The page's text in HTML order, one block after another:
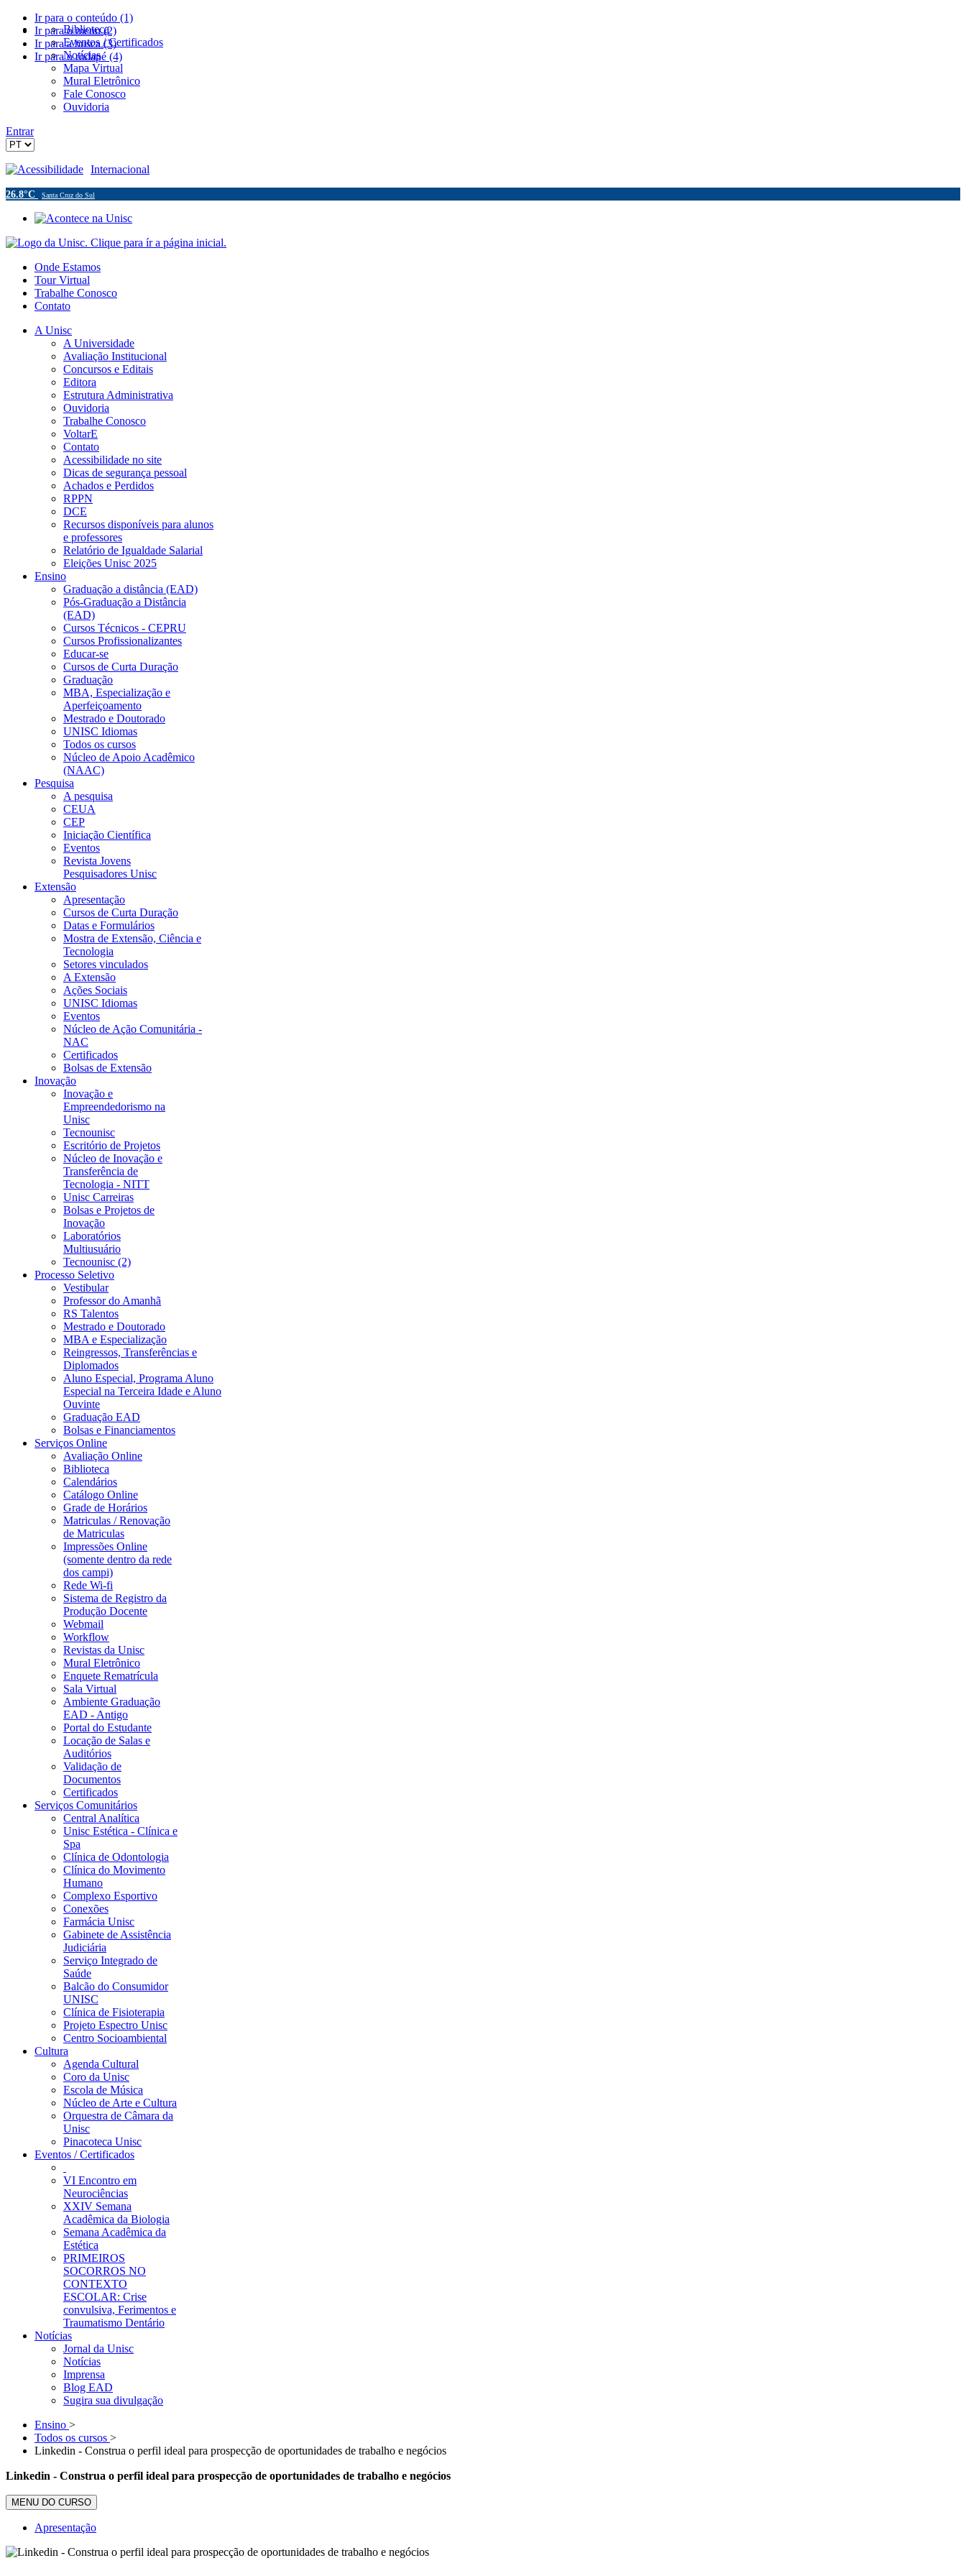
Ir para o conteúdo (1)
Ir para o menu (2)
Ir para a busca (3)
Ir para o rodapé (4)
Biblioteca
Eventos / Certificados
Notícias
Mapa Virtual
Mural Eletrônico
Fale Conosco
Ouvidoria
Entrar
Acessibilidade Internacional
26.8°C Santa Cruz do Sul
Onde Estamos
Tour Virtual
Trabalhe Conosco
Contato
A Unisc
A Universidade
Avaliação Institucional
Concursos e Editais
Editora
Estrutura Administrativa
Ouvidoria
Trabalhe Conosco
VoltarE
Contato
Acessibilidade no site
Dicas de segurança pessoal
Achados e Perdidos
RPPN
DCE
Recursos disponíveis para alunos
e professores
Relatório de Igualdade Salarial
Eleições Unisc 2025
Ensino
Graduação a distância (EAD)
Pós-Graduação a Distância
(EAD)
Cursos Técnicos - CEPRU
Cursos Profissionalizantes
Educar-se
Cursos de Curta Duração
Graduação
MBA, Especialização e
Aperfeiçoamento
Mestrado e Doutorado
UNISC Idiomas
Todos os cursos
Núcleo de Apoio Acadêmico
(NAAC)
Pesquisa
A pesquisa
CEUA
CEP
Iniciação Científica
Eventos
Revista Jovens
Pesquisadores Unisc
Extensão
Apresentação
Cursos de Curta Duração
Datas e Formulários
Mostra de Extensão, Ciência e
Tecnologia
Setores vinculados
A Extensão
Ações Sociais
UNISC Idiomas
Eventos
Núcleo de Ação Comunitária -
NAC
Certificados
Bolsas de Extensão
Inovação
Inovação e
Empreendedorismo na
Unisc
Tecnounisc
Escritório de Projetos
Núcleo de Inovação e
Transferência de
Tecnologia - NITT
Unisc Carreiras
Bolsas e Projetos de
Inovação
Laboratórios
Multiusuário
Tecnounisc (2)
Processo Seletivo
Vestibular
Professor do Amanhã
RS Talentos
Mestrado e Doutorado
MBA e Especialização
Reingressos, Transferências e
Diplomados
Aluno Especial, Programa Aluno
Especial na Terceira Idade e Aluno
Ouvinte
Graduação EAD
Bolsas e Financiamentos
Serviços Online
Avaliação Online
Biblioteca
Calendários
Catálogo Online
Grade de Horários
Matriculas / Renovação
de Matriculas
Impressões Online
(somente dentro da rede
dos campi)
Rede Wi-fi
Sistema de Registro da
Produção Docente
Webmail
Workflow
Revistas da Unisc
Mural Eletrônico
Enquete Rematrícula
Sala Virtual
Ambiente Graduação
EAD - Antigo
Portal do Estudante
Locação de Salas e
Auditórios
Validação de
Documentos
Certificados
Serviços Comunitários
Central Analítica
Unisc Estética - Clínica e
Spa
Clínica de Odontologia
Clínica do Movimento
Humano
Complexo Esportivo
Conexões
Farmácia Unisc
Gabinete de Assistência
Judiciária
Serviço Integrado de
Saúde
Balcão do Consumidor
UNISC
Clínica de Fisioterapia
Projeto Espectro Unisc
Centro Socioambiental
Cultura
Agenda Cultural
Coro da Unisc
Escola de Música
Núcleo de Arte e Cultura
Orquestra de Câmara da
Unisc
Pinacoteca Unisc
Eventos / Certificados
VI Encontro em
Neurociências
XXIV Semana
Acadêmica da Biologia
Semana Acadêmica da
Estética
PRIMEIROS
SOCORROS NO
CONTEXTO
ESCOLAR: Crise
convulsiva, Ferimentos e
Traumatismo Dentário
Notícias
Jornal da Unisc
Notícias
Imprensa
Blog EAD
Sugira sua divulgação
Ensino >
Todos os cursos >
Linkedin - Construa o perfil ideal para prospecção de oportunidades de trabalho e negócios
Linkedin - Construa o perfil ideal para prospecção de oportunidades de trabalho e negócios
MENU DO CURSO
Apresentação